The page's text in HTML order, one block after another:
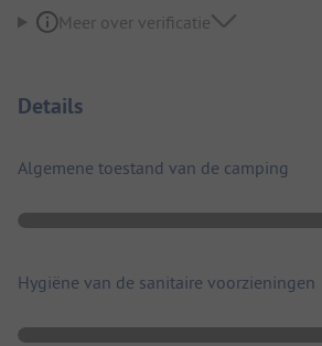
Meer over verificatie
Details
Algemene toestand van de camping
Hygiëne van de sanitaire voorzieningen